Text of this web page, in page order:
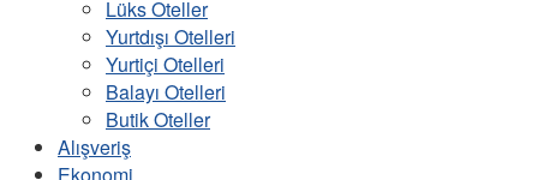
Lüks Oteller
Yurtdışı Otelleri
Yurtiçi Otelleri
Balayı Otelleri
Butik Oteller
Alışveriş